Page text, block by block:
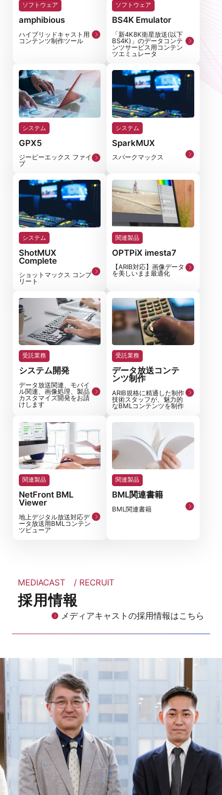
ソフトウェア
amphibious
ハイブリッドキャスト用
コンテンツ制作ツール
ソフトウェア
BS4K Emulator
「新4K8K衛星放送(以下
BS4K)」のデータコンテ
ンツサービス用コンテン
ツエミュレータ
システム
GPX5
ジーピーエックス ファイ
ブ
システム
SparkMUX
スパークマックス
システム
ShotMUX
Complete
ショットマックス コンプ
リート
関連製品
OPTPiX imesta7
【ARIB対応】画像データ
を美しいまま最適化
受託業務
システム開発
データ放送関連、モバイ
ル関連、画像処理、製品
カスタマイズ開発をお請
けします
受託業務
データ放送コンテ
ンツ制作
ARIB規格に精通した制作
技術スタッフが、魅力的
なBMLコンテンツを制作
関連製品
NetFront BML
Viewer
地上デジタル放送対応デ
ータ放送用BMLコンテン
ツビューア
関連製品
BML関連書籍
BML関連書籍
MEDIACAST / RECRUIT
採用情報
メディアキャストの採用情報はこちら